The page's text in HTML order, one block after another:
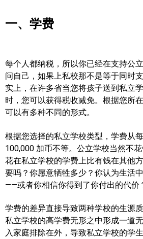
奥克维尔社区介绍
列治文山楼花项目
旺市楼花项目
万锦楼花项目
新居民
新移民指南
留学生指南
实用链接
加拿大房地产网站
一、学费
每个人都纳税，所以你已经在支持公
问自己，如果上私校那不是等于同时
实上，在许多省当您将孩子送到私立
时，您可以获得税收减免。根据您所
可以有多种不同的形式。
根据您选择的私立学校类型，学费从
100,000 加币不等。公立学校当然不
花在私立学校的学费上比有钱在其他
要吗？你愿意牺牲多少？你认为生活
——或者你相信你得到了你付出的代价
学费的差异直接导致两种学校的生源
私立学校的高学费无形之中形成一道
入家庭排除在外，导致私立学校的学